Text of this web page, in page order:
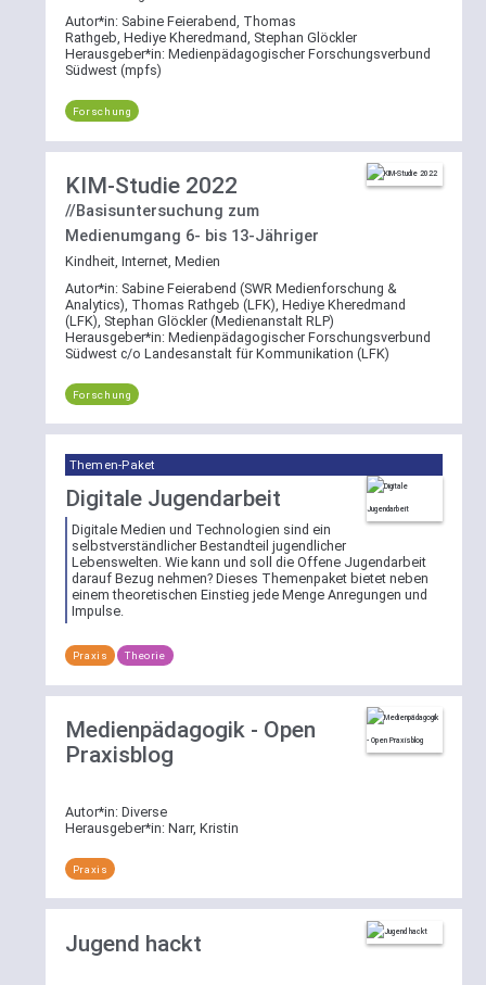
Autor*in: Sabine Feierabend, Thomas
Rathgeb, Hediye Kheredmand, Stephan Glöckler
Herausgeber*in: Medienpädagogischer Forschungsverbund
Südwest (mpfs)
Forschung
KIM-Studie 2022
//Basisuntersuchung zum
Medienumgang 6- bis 13-Jähriger
Kindheit, Internet, Medien
Autor*in: Sabine Feierabend (SWR Medienforschung &
Analytics), Thomas Rathgeb (LFK), Hediye Kheredmand
(LFK), Stephan Glöckler (Medienanstalt RLP)
Herausgeber*in: Medienpädagogischer Forschungsverbund
Südwest c/o Landesanstalt für Kommunikation (LFK)
Forschung
Themen-Paket
Digitale Jugendarbeit
Digitale Medien und Technologien sind ein
selbstverständlicher Bestandteil jugendlicher
Lebenswelten. Wie kann und soll die Offene Jugendarbeit
darauf Bezug nehmen? Dieses Themenpaket bietet neben
einem theoretischen Einstieg jede Menge Anregungen und
Impulse.
Praxis Theorie
Medienpädagogik - Open
Praxisblog
Autor*in: Diverse
Herausgeber*in: Narr, Kristin
Praxis
Jugend hackt